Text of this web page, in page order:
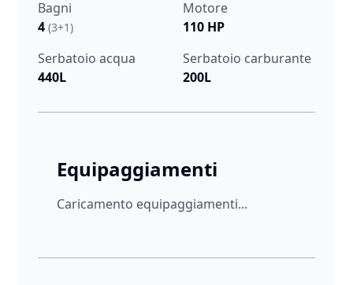
Bagni
4 (3+1)
Motore
110 HP
Serbatoio acqua
440L
Serbatoio carburante
200L
Equipaggiamenti
Caricamento equipaggiamenti...